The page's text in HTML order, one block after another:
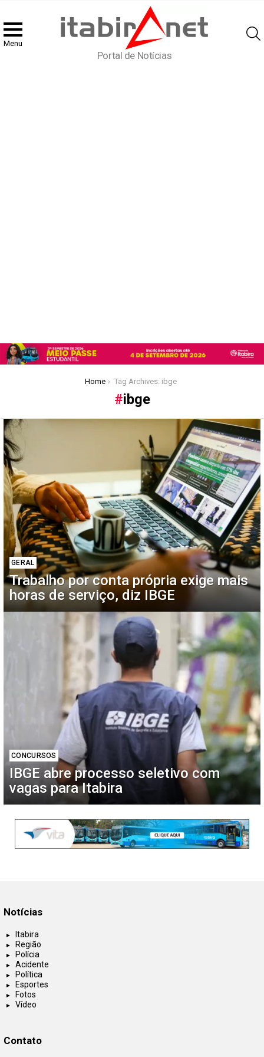
Menu
Portal de Notícias
Home Tag Archives: ibge
ibge
Latest
stories
GERAL
Trabalho por conta própria exige mais
horas de serviço, diz IBGE
CONCURSOS
IBGE abre processo seletivo com
vagas para Itabira
Notícias
Itabira
Região
Polícia
Acidente
Política
Esportes
Fotos
Vídeo
Contato